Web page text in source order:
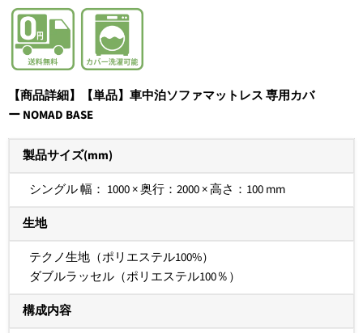
【商品詳細】【単品】車中泊ソファマットレス 専用カバ
ー NOMAD BASE
製品サイズ(mm)
シングル 幅： 1000 × 奥行：2000 × 高さ：100 mm
生地
テクノ生地（ポリエステル100%）
ダブルラッセル（ポリエステル100％）
構成内容